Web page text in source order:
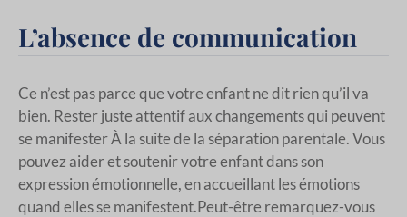
L’absence de communication
Ce n’est pas parce que votre enfant ne dit rien qu’il va
bien. Rester juste attentif aux changements qui peuvent
se manifester À la suite de la séparation parentale. Vous
pouvez aider et soutenir votre enfant dans son
expression émotionnelle, en accueillant les émotions
quand elles se manifestent.Peut-être remarquez-vous